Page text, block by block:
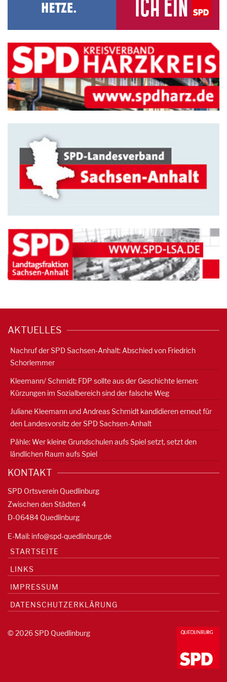
AKTUELLES
Nachruf der SPD Sachsen-Anhalt: Abschied von Friedrich
Schorlemmer
Kleemann/ Schmidt: FDP sollte aus der Geschichte lernen:
Kürzungen im Sozialbereich sind der falsche Weg
Juliane Kleemann und Andreas Schmidt kandidieren erneut für
den Landesvorsitz der SPD Sachsen-Anhalt
Pähle: Wer kleine Grundschulen aufs Spiel setzt, setzt den
ländlichen Raum aufs Spiel
KONTAKT
SPD Ortsverein Quedlinburg
Zwischen den Städten 4
D-06484 Quedlinburg
E-Mail: info@spd-quedlinburg.de
STARTSEITE
LINKS
IMPRESSUM
DATENSCHUTZERKLÄRUNG
© 2026 SPD Quedlinburg